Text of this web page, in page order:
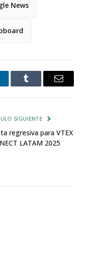
News
Tumblr Email
SIGUIENTE
regresiva para VTEX
LATAM 2025